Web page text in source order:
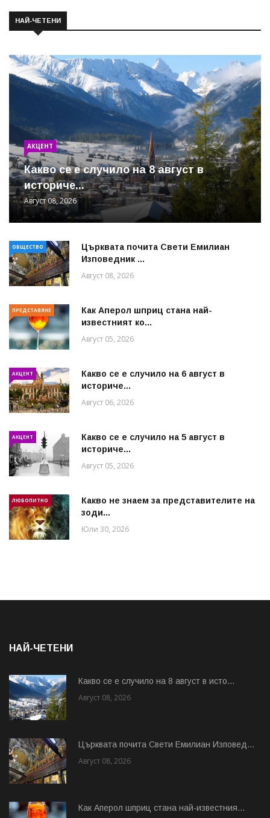
НАЙ-ЧЕТЕНИ
АКЦЕНТ
Какво се е случило на 8 август в
историче...
Август 08, 2026
ОБЩЕСТВО
Църквата почита Свeти Емилиан
Изповедник ...
Август 08, 2026
ПРЕДСТАВЯНЕ
Как Аперол шприц стана най-
известният ко...
Август 05, 2026
АКЦЕНТ
Какво се е случило на 6 август в
историче...
Август 06, 2026
АКЦЕНТ
Какво се е случило на 5 август в
историче...
Август 05, 2026
ЛЮБОПИТНО
Какво не знаем за представителите на
зоди...
Юли 30, 2026
НАЙ-ЧЕТЕНИ
Какво се е случило на 8 август в исто...
Август 08, 2026
Църквата почита Свeти Емилиан Изповед...
Август 08, 2026
Как Аперол шприц стана най-известния...